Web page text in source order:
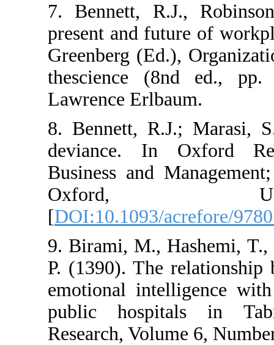
7. Bennett,
present and
Greenberg
thescience
Lawrence
8. Bennett,
deviance. In
Business and
[DOI:10.1093/
9. Birami, M.,
P. (1390). The
emotional
public
Research,